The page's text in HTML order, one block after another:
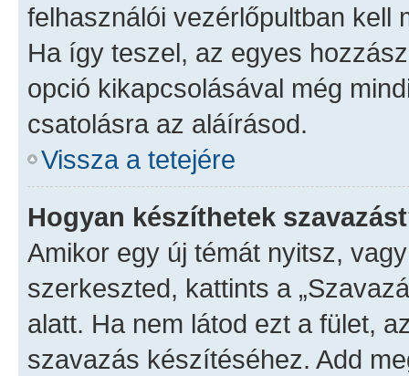
felhasználói vezérlőpultban kell
Ha így teszel, az egyes
opció kikapcsolásával még
csatolásra az aláírásod.
Vissza a tetejére
Hogyan készíthetek
Amikor egy új témát nyitsz,
szerkeszted, kattints a
alatt. Ha nem látod ezt a fület,
szavazás készítéséhez. Add